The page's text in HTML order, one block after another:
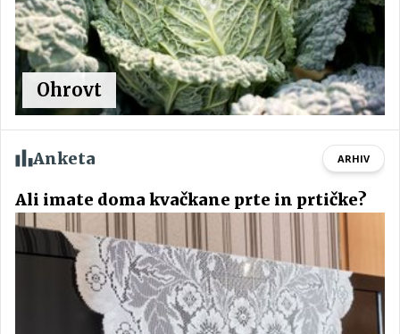
Ohrovt
Anketa ARHIV
Ali imate doma kvačkane prte in prtičke?